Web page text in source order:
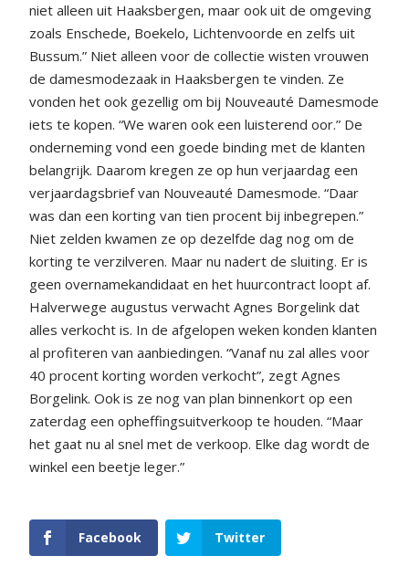
niet alleen uit Haaksbergen, maar ook uit de omgeving
zoals Enschede, Boekelo, Lichtenvoorde en zelfs uit
Bussum.” Niet alleen voor de collectie wisten vrouwen
de damesmodezaak in Haaksbergen te vinden. Ze
vonden het ook gezellig om bij Nouveauté Damesmode
iets te kopen. “We waren ook een luisterend oor.” De
onderneming vond een goede binding met de klanten
belangrijk. Daarom kregen ze op hun verjaardag een
verjaardagsbrief van Nouveauté Damesmode. “Daar
was dan een korting van tien procent bij inbegrepen.”
Niet zelden kwamen ze op dezelfde dag nog om de
korting te verzilveren. Maar nu nadert de sluiting. Er is
geen overnamekandidaat en het huurcontract loopt af.
Halverwege augustus verwacht Agnes Borgelink dat
alles verkocht is. In de afgelopen weken konden klanten
al profiteren van aanbiedingen. “Vanaf nu zal alles voor
40 procent korting worden verkocht”, zegt Agnes
Borgelink. Ook is ze nog van plan binnenkort op een
zaterdag een opheffingsuitverkoop te houden. “Maar
het gaat nu al snel met de verkoop. Elke dag wordt de
winkel een beetje leger.”
Facebook Twitter